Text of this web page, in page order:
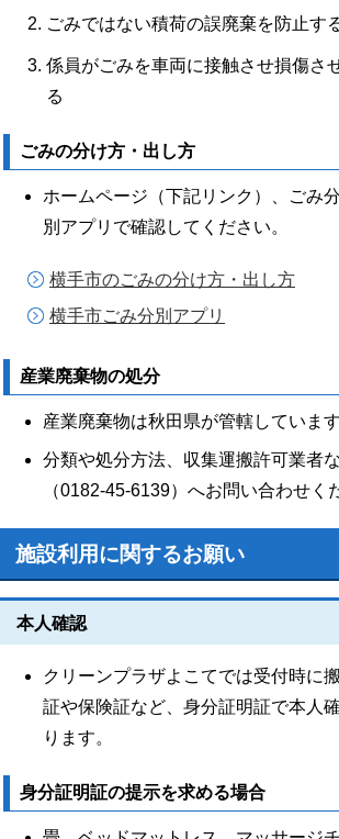
ごみではない積荷の誤廃棄を防止す
係員がごみを車両に接触させ損傷さ
る
ごみの分け方・出し方
ホームページ（下記リンク）、ごみ
別アプリで確認してください。
横手市のごみの分け方・出し方
横手市ごみ分別アプリ
産業廃棄物の処分
産業廃棄物は秋田県が管轄しています
分類や処分方法、収集運搬許可業者
（0182-45-6139）へお問い合わせく
施設利用に関するお願い
本人確認
クリーンプラザよこてでは受付時に
証や保険証など、身分証明証で本人
ります。
身分証明証の提示を求める場合